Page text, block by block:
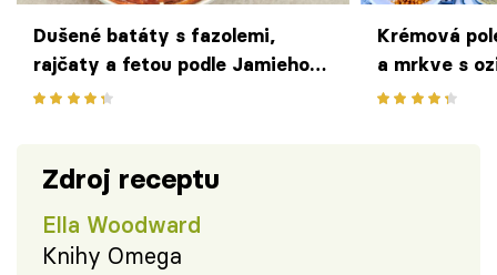
Dušené batáty s fazolemi,
rajčaty a fetou podle Jamieho
Olivera
Krémová
a mrkve s
Zdroj receptu
Ella Woodward
Knihy Omega